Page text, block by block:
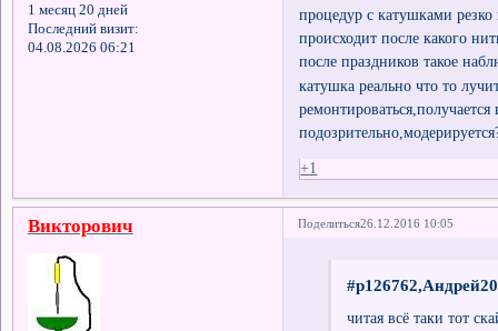
1 месяц 20 дней
Последний визит:
04.08.2026 06:21
процедур с катушками
происходит после какого
после праздников такое
катушка реально что то
+1
Поделиться26.12.2016 10:05
Викторович
читая всё таки тот